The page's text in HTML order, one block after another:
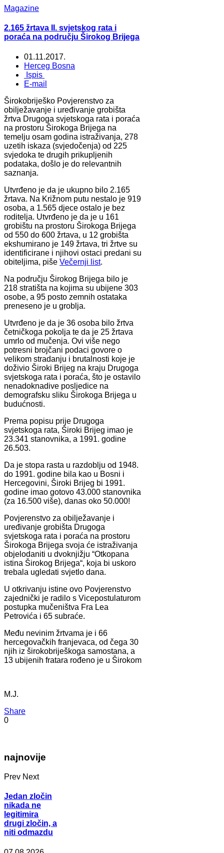
Magazine
2.165 žrtava II. svjetskog rata i
poraća na području Širokog Brijega
01.11.2017.
Herceg Bosna
Ispis
E-mail
Širokobriješko Povjerenstvo za
obilježavanje i uređivanje grobišta
žrtva Drugoga svjetskoga rata i poraća
na prostoru Širokoga Brijega na
temelju osam godina istraživanja, 278
uzetih iskaza (svjedočenja) od 225
svjedoka te drugih prikupljenih
podataka, došlo je do relevantnih
saznanja.
Utvrđeno je da je ukupno bilo 2.165
žrtava. Na Križnom putu nestalo je 919
osoba, a 1.565 djece ostalo je bez
roditelja. Utvrđeno je da je u 161
grobištu na prostoru Širokoga Brijega
od 550 do 600 žrtava, u 12 grobišta
ekshumirano je 149 žrtava, tri žrtve su
identificirane i njihovi ostaci predani su
obiteljima, piše Večernji list.
Na području Širokog Brijega bilo je
218 stratišta na kojima su ubijene 303
osobe, a 95 posto zemnih ostataka
preneseno je u groblja.
Utvrđeno je da je 36 osoba bilo žrtva
četničkoga pokolja te da je 25 žrtava
umrlo od mučenja. Ovi više nego
potresni brojčani podaci govore o
velikom stradanju i brutalnosti koje je
doživio Široki Brijeg na kraju Drugoga
svjetskoga rata i poraća, što je ostavilo
nenadoknadive posljedice na
demografsku sliku Širokoga Brijega u
budućnosti.
Prema popisu prije Drugoga
svjetskoga rata, Široki Brijeg imao je
23.341 stanovnika, a 1991. godine
26.503.
Da je stopa rasta u razdoblju od 1948.
do 1991. godine bila kao u Bosni i
Hercegovini, Široki Brijeg bi 1991.
godine imao gotovo 43.000 stanovnika
(za 16.500 više), danas oko 50.000!
Povjerenstvo za obilježavanje i
uređivanje grobišta Drugoga
svjetskoga rata i poraća na prostoru
Širokoga Brijega svoja će istraživanja
objelodaniti u dvoknjižju “Otkopana
istina Širokog Brijega“, koja bi uskoro
trebala ugledati svjetlo dana.
U otkrivanju istine ovo Povjerenstvo
zajednički je radilo s Vicepostulaturom
postupka mučeništva Fra Lea
Petrovića i 65 subraće.
Među nevinim žrtvama je i 66
hercegovačkih franjevaca, od čega 30
njih iz širokobriješkoga samostana, a
13 ubijenih fratara rođeno je u Širokom
M.J.
Share
0
najnovije
Prev Next
Jedan zločin
nikada ne
legitimira
drugi zločin, a
niti odmazdu